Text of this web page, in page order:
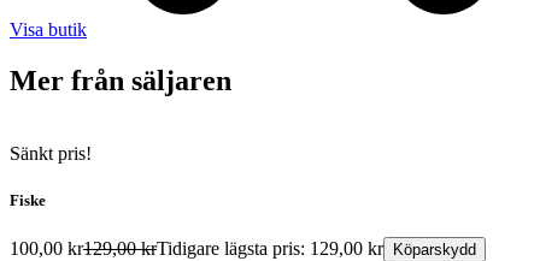
Visa butik
Mer från säljaren
Sänkt pris!
Fiske
100,00 kr129,00krTidigare lägsta pris: 129,00 kr Köparskydd